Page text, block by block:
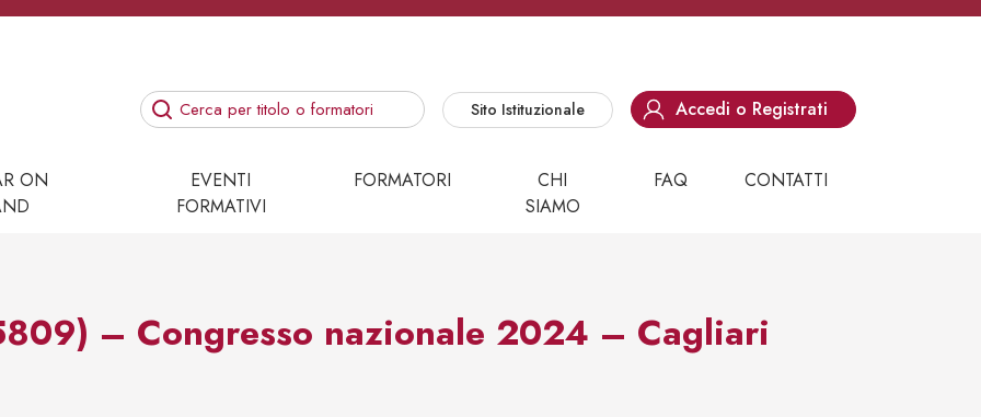
Sito Istituzionale Accedi o Registrati
ON
EVENTI
FORMATIVI
FORMATORI
CHI
SIAMO
FAQ CONTATTI
– Congresso nazionale 2024 – Cagliari